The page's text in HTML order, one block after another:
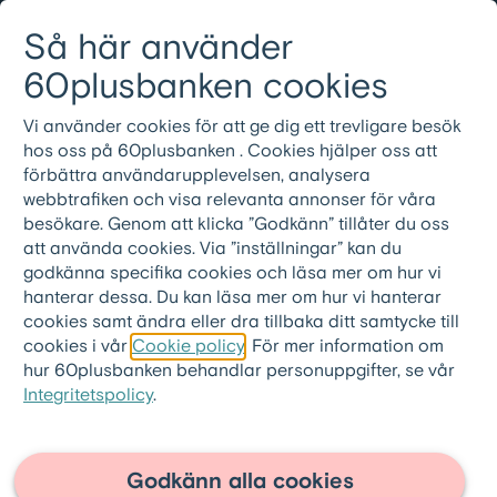
Så här använder
60plusbanken cookies
Vi använder cookies för att ge dig ett trevligare besök
hos oss på 60plusbanken . Cookies hjälper oss att
förbättra användarupplevelsen, analysera
webbtrafiken och visa relevanta annonser för våra
besökare. Genom att klicka ”Godkänn” tillåter du oss
att använda cookies. Via ”inställningar” kan du
godkänna specifika cookies och läsa mer om hur vi
hanterar dessa. Du kan läsa mer om hur vi hanterar
cookies samt ändra eller dra tillbaka ditt samtycke till
cookies i vår Cookie policy . För mer information om
hur 60plusbanken behandlar personuppgifter, se vår
Integritetspolicy.
Godkänn alla cookies
Meny
08-501 01 200
60plusbanken.se
2026-06-08 |